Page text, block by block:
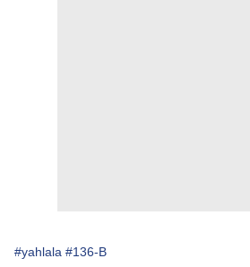
#yahlala #136-B